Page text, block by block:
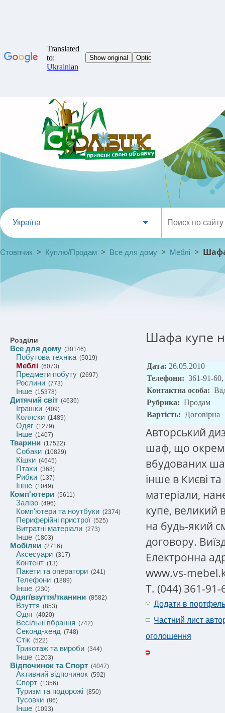
Україна
Стовпчик > Куплю/Продам > Все для дому > Меблі >
Розділи
Все для дому (30146)
Побутова техніка(5019)
Меблі (6073)
Предмети побуту (2697)
Рослини (773)
Інше (15378)
Дитячий світ (4636)
Іграшки (409)
Коляски (1489)
Одяг (1279)
Інше (1407)
Тварини (17522)
Собаки (10829)
Кішки (4645)
Птахи (368)
Рибки (137)
Інше (1049)
Комп'ютери (5611)
Залізо (496)
Комп'ютери та ноутбуки (2374)
Периферійні пристрої (525)
Витратні матеріали (273)
Інше (1803)
Мобілки (2716)
Аксесуари (317)
Контент (13)
Пакети та оператори (241)
Телефони (1889)
Інше (230)
Одяг/взуття/тканини (8582)
Взуття (853)
Одяг (4020)
Весільні вбрання (742)
Секонд-хенд (748)
Стік (522)
Трикотаж та вироби (344)
Інше (1203)
Відпочинок та Спорт (4047)
Активний відпочинок (592)
Спорт (1356)
Туризм та подорожі (850)
Тусовки (86)
Інше (1093)
Шафа купе
Дата: 26.05.2010
Телефони: 361-91-
Контактна особа:
Рубрика: Продам
Вартість: Договірна
Авторський
шаф, що
вбудованих
інше в Києві та
матеріали,
купе, великий
на будь-який
договору.
Електронна
www.vs-
Т. (044) 361-
Додати в портфель
Частний лист
оголошення